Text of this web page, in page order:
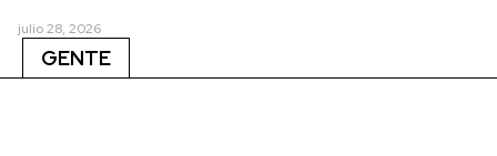
julio 28, 2026
GENTE